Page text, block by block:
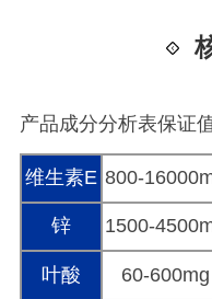
产品成分分析表保证
维生素E 800-
锌 1500-
叶酸 60-600mg